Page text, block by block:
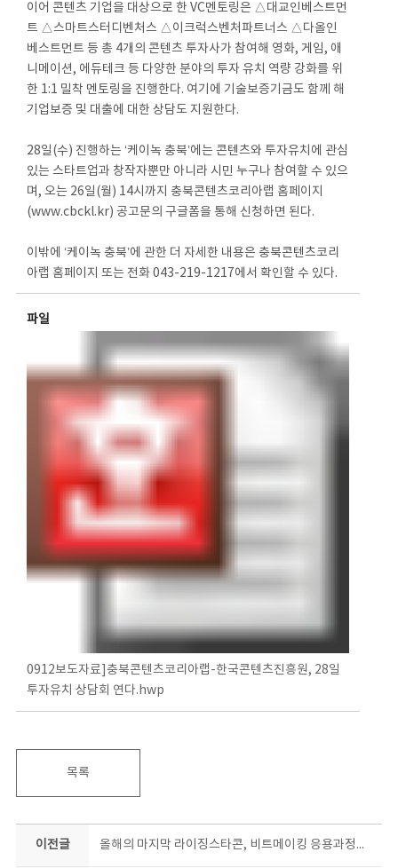
이어 콘텐츠 기업을 대상으로 한 VC멘토링은 △대교인베스트먼
트 △스마트스터디벤처스 △이크럭스벤처파트너스 △다올인
베스트먼트 등 총 4개의 콘텐츠 투자사가 참여해 영화, 게임, 애
니메이션, 에듀테크 등 다양한 분야의 투자 유치 역량 강화를 위
한 1:1 밀착 멘토링을 진행한다. 여기에 기술보증기금도 함께 해
기업보증 및 대출에 대한 상담도 지원한다.
28일(수) 진행하는 ‘케이녹 충북’에는 콘텐츠와 투자유치에 관심
있는 스타트업과 창작자뿐만 아니라 시민 누구나 참여할 수 있으
며, 오는 26일(월) 14시까지 충북콘텐츠코리아랩 홈페이지
(www.cbckl.kr) 공고문의 구글폼을 통해 신청하면 된다.
이밖에 ‘케이녹 충북’에 관한 더 자세한 내용은 충북콘텐츠코리
아랩 홈페이지 또는 전화 043-219-1217에서 확인할 수 있다.
파일
0912보도자료]충북콘텐츠코리아랩-한국콘텐츠진흥원, 28일
투자유치 상담회 연다.hwp
목록
이전글 올해의 마지막 라이징스타콘, 비트메이킹 응용과정에 도전하세요!